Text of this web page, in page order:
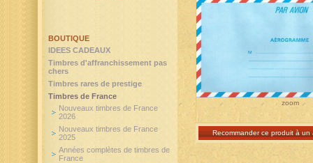
zoom
Recommander ce produit à un
BOUTIQUE
IDEES CADEAUX
Timbres d'affranchissement pas
chers
Timbres rares de prestige
Timbres de France
Nouveaux timbres de France
2026
Nouveaux timbres de France
2025
Années complètes de timbres de
France